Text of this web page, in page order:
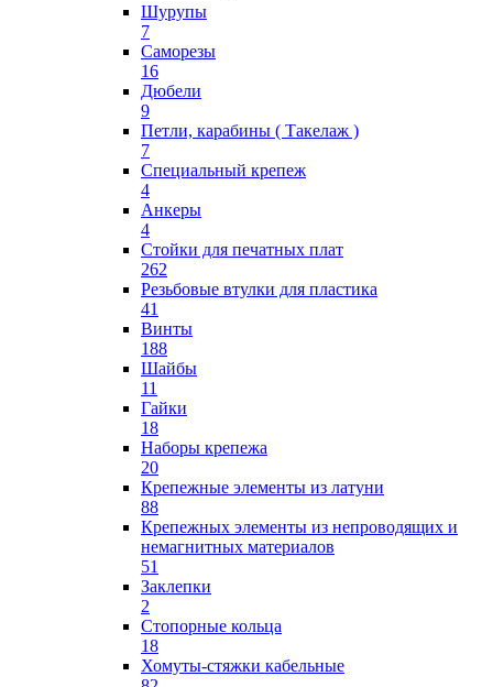
Шурупы
7
Саморезы
16
Дюбели
9
Петли, карабины ( Такелаж )
7
Специальный крепеж
4
Анкеры
4
Стойки для печатных плат
262
Резьбовые втулки для пластика
41
Винты
188
Шайбы
11
Гайки
18
Наборы крепежа
20
Крепежные элементы из латуни
88
Крепежных элементы из непроводящих и
немагнитных материалов
51
Заклепки
2
Стопорные кольца
18
Хомуты-стяжки кабельные